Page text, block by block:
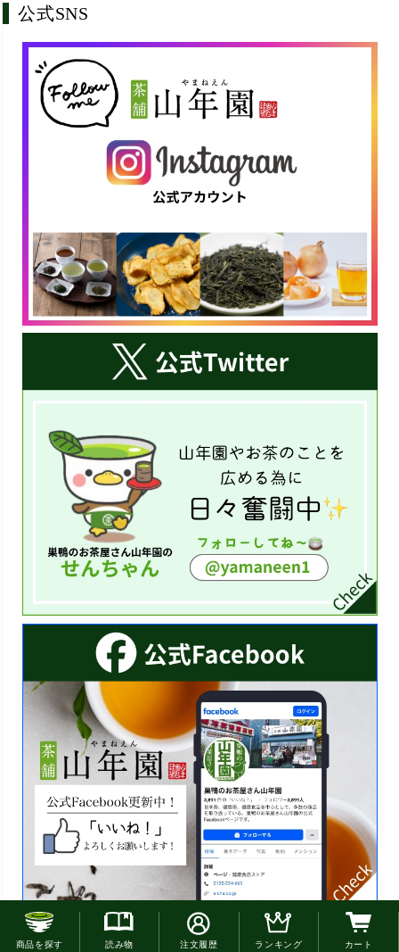
公式SNS
お電話でのご注文はこちら
商品を探す 読み物 注文履歴 ランキング カート